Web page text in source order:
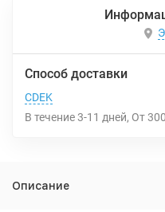
Способ доставки
CDEK
В течение3-11 дней От 300
Описание